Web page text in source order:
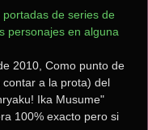
de series de
personajes en alguna
2010, Como punto de
a la prota) del
Ika Musume"
100% exacto pero si